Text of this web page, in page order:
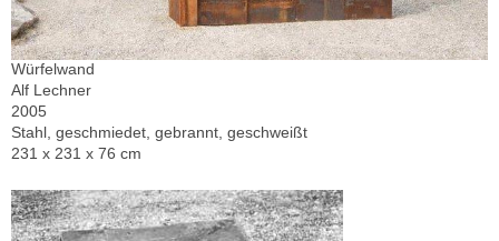
Würfelwand
Alf Lechner
2005
Stahl, geschmiedet, gebrannt, geschweißt
231 x 231 x 76 cm